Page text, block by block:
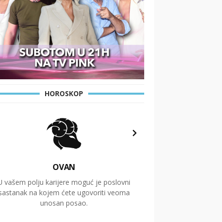
HOROSKOP
OVAN
vašem polju karijere moguć je poslovni
na kojem ćete ugovoriti veoma
unosan posao.